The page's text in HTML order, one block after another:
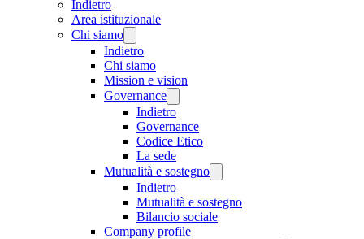
Indietro
Area istituzionale
Chi siamo
Indietro
Chi siamo
Mission e vision
Governance
Indietro
Governance
Codice Etico
La sede
Mutualità e sostegno
Indietro
Mutualità e sostegno
Bilancio sociale
Company profile